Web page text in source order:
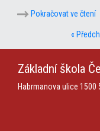
Pokračovat ve čtení
«
Základní škola
Habrmanova ulice 1500